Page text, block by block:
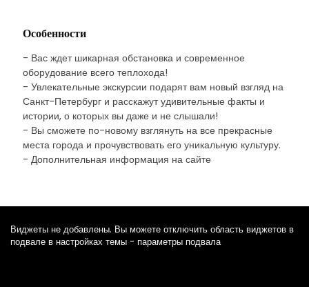
Особенности
- Вас ждет шикарная обстановка и современное
оборудование всего теплохода!
- Увлекательные экскурсии подарят вам новый взгляд на
Санкт-Петербург и расскажут удивительные факты и
истории, о которых вы даже и не слышали!
- Вы сможете по-новому взглянуть на все прекрасные
места города и прочувствовать его уникальную культуру.
- Дополнительная информация на сайте
Виджеты не добавлены. Вы можете отключить область виджетов в
подвале в настройках темы - параметры подвала